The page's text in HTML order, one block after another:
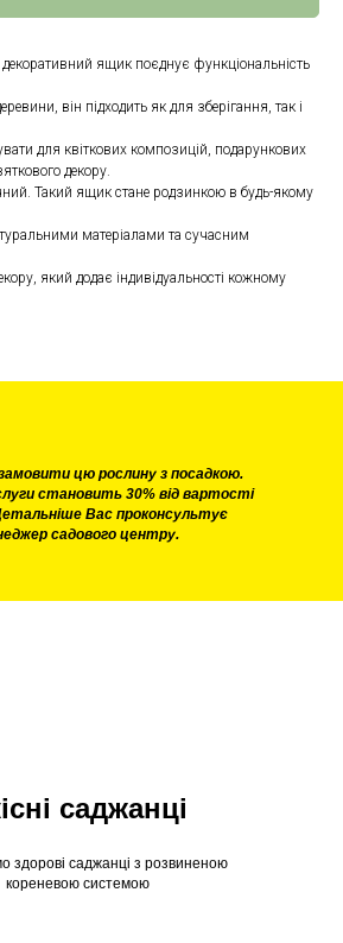
ящик поєднує функціональність
він підходить як для зберігання, так і
для квіткових композицій, подарункових
декору.
Такий ящик стане родзинкою в будь-якому
матеріалами та сучасним
який додає індивідуальності кожному
цю рослину з посадкою.
становить 30% від вартості
Вас проконсультує
садового центру.
здорові саджанці з розвиненою
кореневою системою
саджанці